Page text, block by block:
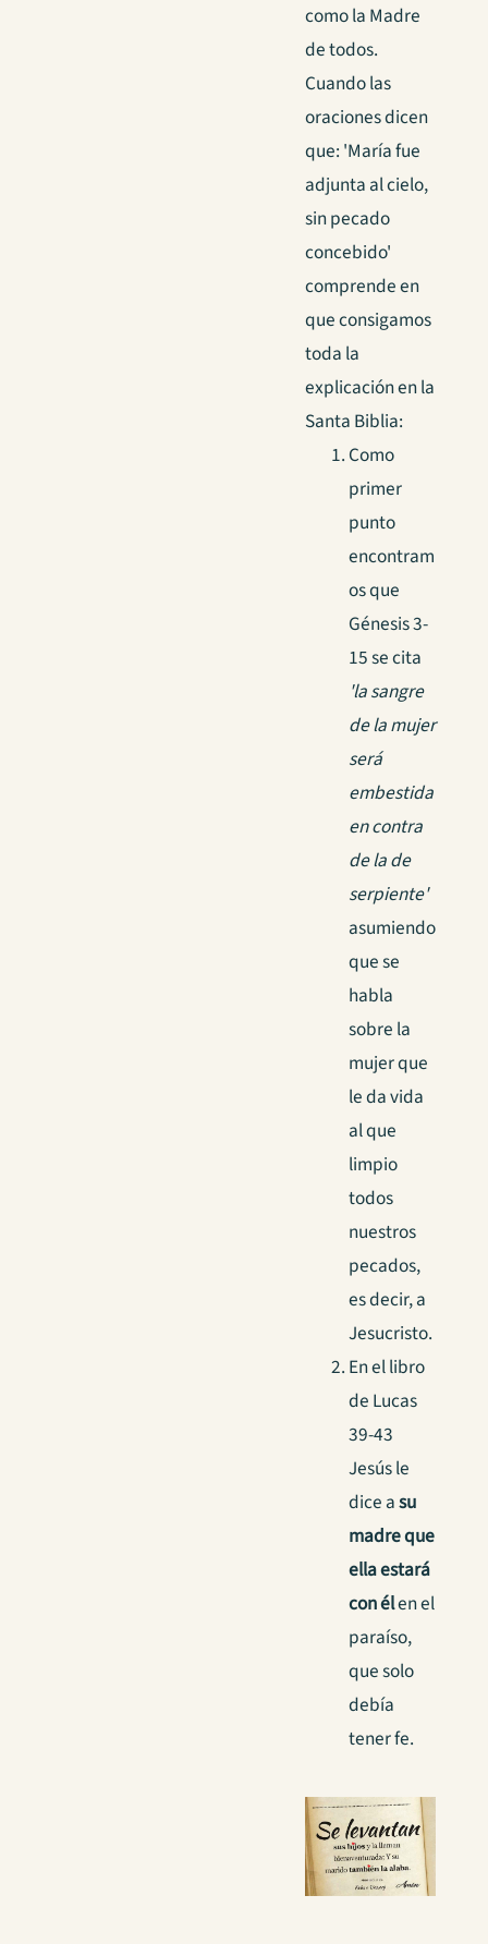
como la Madre
de todos.
Cuando las
oraciones dicen
que: 'María fue
adjunta al cielo,
sin pecado
concebido'
comprende en
que consigamos
toda la
explicación en la
Santa Biblia:
Como
primer
punto
encontram
os que
Génesis 3-
15 se cita
'la sangre
de la mujer
será
embestida
en contra
de la de
serpiente'
asumiendo
que se
habla
sobre la
mujer que
le da vida
al que
limpio
todos
nuestros
pecados,
es decir, a
Jesucristo.
En el libro
de Lucas
39-43
Jesús le
dice asu
madre que
ella estará
con élen el
paraíso,
que solo
debía
tener fe.